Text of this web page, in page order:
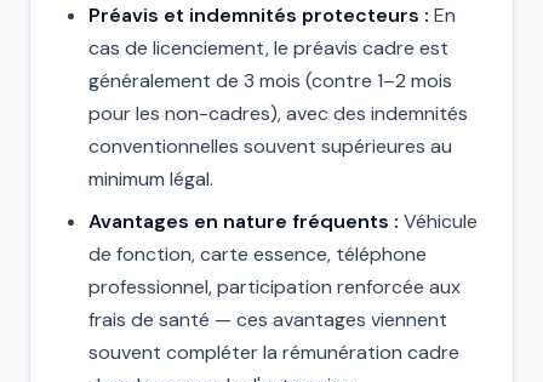
Préavis et indemnités protecteurs : En
cas de licenciement, le préavis cadre est
généralement de 3 mois (contre 1–2 mois
pour les non-cadres), avec des indemnités
conventionnelles souvent supérieures au
minimum légal.
Avantages en nature fréquents : Véhicule
de fonction, carte essence, téléphone
professionnel, participation renforcée aux
frais de santé — ces avantages viennent
souvent compléter la rémunération cadre